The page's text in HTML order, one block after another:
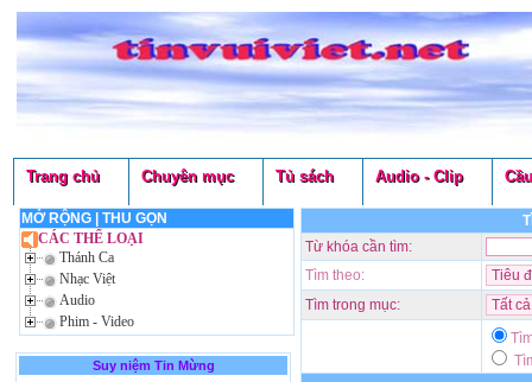
Trang chủ Chuyên mục Tủ sách Audio - Clip
MỞ RỘNG| THU GỌN
CÁC THỂ LOẠI
Thánh Ca
Nhạc Việt
Audio
Phim - Video
Suy niệm Tin Mừng
Từ khóa cần tìm:
Tìm theo:
Tìm trong mục: